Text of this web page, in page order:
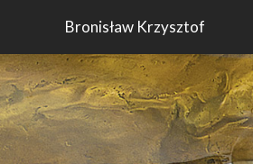
Bronisław Krzysztof